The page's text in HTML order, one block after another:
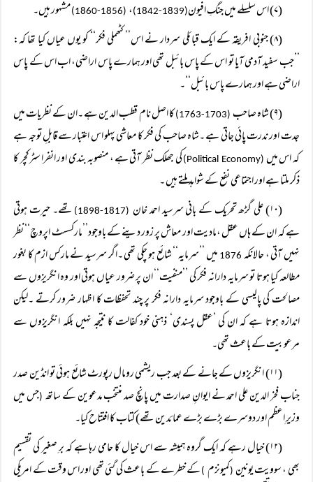
(۷) اس سلسلے میں جنگِ افیون
(1839-1842) ، (1856-1860)
مشہور ہیں۔
(۸) جنوبی افریقہ کے ایک قبائلی سردار نے اس’’ کٹھملی فکر‘‘ کو یوں عیاں کیا تھا کہ:
’’جب سفید آدمی آیا تو اس کے پاس بائبل تھی اور ہمارے پاس اراضی، اب اس کے پاس
اراضی ہے اور ہمارے پاس بائبل‘‘۔
(۹) شاہ صاحب
(1703-1763)
کا اصل نام قطب الدین ہے ۔ان کے نظریات میں
جدت اور ندرت پائی جاتی ہے ۔شاہ صاحب کی فکر کا معاشی پہلو اس اعتبار سے قابلِ توجہ ہے
کہ اس میں (Political Economy)
کی جھلک نظر آتی ہے ، منصوبہ بندی اور انفرا سٹرکچر کا
ذکر ملتا ہے اور اجتماعی نفع کے شواہد ملتے ہیں ۔
(۱۰) علی گڑھ تحریک کے بانی سرسید احمد خان
(1817-1898)
تھے۔ حیرت ہوتی
ہے کہ ان کے ہاں عقل ،مادیت اور معاش پر زور دینے کے باوجود’’مارکسسٹ اپروچ‘‘ نظر
نہیں آتی ، حالانکہ
میں ’’سرمایہ‘‘ شائع ہو چکی تھی ۔اگر سرسید نے مارکس ازم کا بغور
مطالعہ کیا ہوتا تو سرمایہ دارانہ فکر کی ’’منفیت‘‘ ان پر ضرور عیاں ہوتی اور وہ انگریزوں سے
مصالحت کی پالیسی کے باوجود سرمایہ دارانہ فکر پر چند تحفظات کا اظہار ضرور کرتے ۔لیکن
اندازہ ہوتا ہے کہ ان کی ’عقل پسندی‘ ذہنی خود کفالت کا نتیجہ نہیں بلکہ انگریزوں سے
مرعوبیت کے باعث تھی۔
(۱۱) انگریزوں کے جانے کے بعد جب ریشمی رومال رپورٹ شائع ہوئی تو انڈین صدر
جناب فخر الدین علی احمد نے ایوانِ صدارت میں پانچ صد منتخب مدعوین کے ساتھ (جس میں
وزیرِ اعظم اور دوسرے بڑے بڑے عمائدین تھے) کتاب کا افتتاح کیا۔
(۱۲) خیال رہے کہ ایک گروہ ہمیشہ سے اس خیال کا حامی رہا ہے کہ برِ صغیر کی تقسیم
بھی ، سوویت یونین (کمیونزم )کے خطرے کے باعث کی گئی تھی اور اس وقت کے امریکی